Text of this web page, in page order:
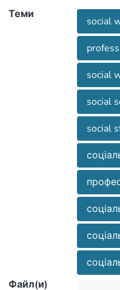
social
Теми
social
social
social
social
Файл(и)